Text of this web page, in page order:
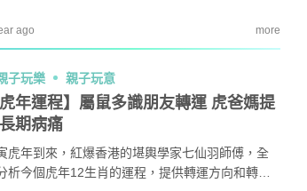
難題。以下繪本心理測驗或能幫助爸媽們更了解
不安感的來源，從而明白如何幫助他們。
ago more
子玩樂 親子玩意
虎年運程】屬鼠多識朋友轉運 虎爸媽提
期病痛
虎年到來，紅爆香港的堪輿學家七仙羽師傅，全
析今個虎年12生肖的運程，提供轉運方向和轉運
這件
殘留
清潔大
板+牆
賽」報名反應熱烈 參賽學校學
生人數再創歷史新高！
積受惠達118,000家庭
女青研究近半SEN兒童家長曾遭